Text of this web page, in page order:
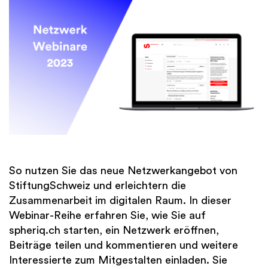
So nutzen Sie das neue Netzwerkangebot von
StiftungSchweiz und erleichtern die
Zusammenarbeit im digitalen Raum. In dieser
Webinar-Reihe erfahren Sie, wie Sie auf
spheriq.ch starten, ein Netzwerk eröffnen,
Beiträge teilen und kommentieren und weitere
Interessierte zum Mitgestalten einladen. Sie